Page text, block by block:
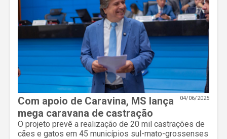
04/06/2025
Com apoio de Caravina, MS lança
mega caravana de castração
O projeto prevê a realização de 20 mil castrações de
cães e gatos em 45 municípios sul-mato-grossenses